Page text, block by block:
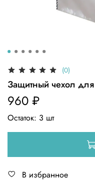
(0)
Защитный чехол
960 ₽
Остаток: 3 шт
В избранное